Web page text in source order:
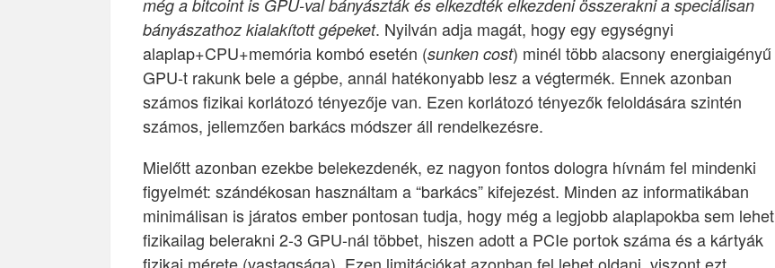
még a bitcoint is GPU-val bányászták és elkezdték elkezdeni összerakni a speciálisan
bányászathoz kialakított gépeket. Nyilván adja magát, hogy egy egységnyi
alaplap+CPU+memória kombó esetén (sunken cost) minél több alacsony energiaigényű
GPU-t rakunk bele a gépbe, annál hatékonyabb lesz a végtermék. Ennek azonban
számos fizikai korlátozó tényezője van. Ezen korlátozó tényezők feloldására szintén
számos, jellemzően barkács módszer áll rendelkezésre.
Mielőtt azonban ezekbe belekezdenék, ez nagyon fontos dologra hívnám fel mindenki
figyelmét: szándékosan használtam a “barkács” kifejezést. Minden az informatikában
minimálisan is járatos ember pontosan tudja, hogy még a legjobb alaplapokba sem lehet
fizikailag belerakni 2-3 GPU-nál többet, hiszen adott a PCIe portok száma és a kártyák